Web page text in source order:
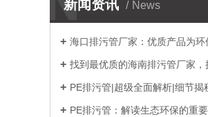
新闻资讯 News
海口排污管厂家：优质产品为环保
找到最优质的海南排污管厂家，拥有绿色
PE排污管|超级全面解析|细节揭秘，
PE排污管：解读生态环保的重